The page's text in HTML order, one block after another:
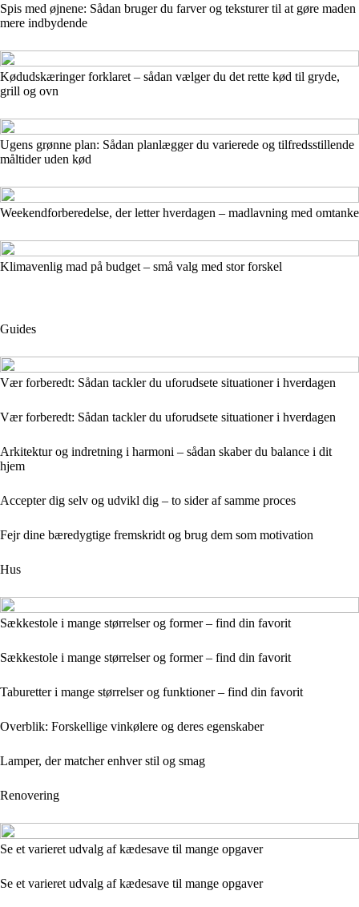
Spis med øjnene: Sådan bruger du farver og teksturer til at gøre maden
mere indbydende
Kødudskæringer forklaret – sådan vælger du det rette kød til gryde,
grill og ovn
Ugens grønne plan: Sådan planlægger du varierede og tilfredsstillende
måltider uden kød
Weekendforberedelse, der letter hverdagen – madlavning med omtanke
Klimavenlig mad på budget – små valg med stor forskel
Guides
Vær forberedt: Sådan tackler du uforudsete situationer i hverdagen
Vær forberedt: Sådan tackler du uforudsete situationer i hverdagen
Arkitektur og indretning i harmoni – sådan skaber du balance i dit
hjem
Accepter dig selv og udvikl dig – to sider af samme proces
Fejr dine bæredygtige fremskridt og brug dem som motivation
Hus
Sækkestole i mange størrelser og former – find din favorit
Sækkestole i mange størrelser og former – find din favorit
Taburetter i mange størrelser og funktioner – find din favorit
Overblik: Forskellige vinkølere og deres egenskaber
Lamper, der matcher enhver stil og smag
Renovering
Se et varieret udvalg af kædesave til mange opgaver
Se et varieret udvalg af kædesave til mange opgaver